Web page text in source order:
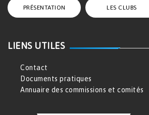
PRÉSENTATION LES CLUBS
LIENS UTILES
Contact
Documents pratiques
Annuaire des commissions et comités